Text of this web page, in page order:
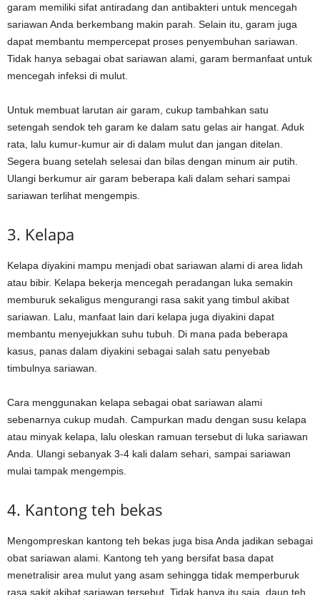
garam memiliki sifat antiradang dan antibakteri untuk mencegah
sariawan Anda berkembang makin parah. Selain itu, garam juga
dapat membantu mempercepat proses penyembuhan sariawan.
Tidak hanya sebagai obat sariawan alami, garam bermanfaat untuk
mencegah infeksi di mulut.
Untuk membuat larutan air garam, cukup tambahkan satu
setengah sendok teh garam ke dalam satu gelas air hangat. Aduk
rata, lalu kumur-kumur air di dalam mulut dan jangan ditelan.
Segera buang setelah selesai dan bilas dengan minum air putih.
Ulangi berkumur air garam beberapa kali dalam sehari sampai
sariawan terlihat mengempis.
3. Kelapa
Kelapa diyakini mampu menjadi obat sariawan alami di area lidah
atau bibir. Kelapa bekerja mencegah peradangan luka semakin
memburuk sekaligus mengurangi rasa sakit yang timbul akibat
sariawan. Lalu, manfaat lain dari kelapa juga diyakini dapat
membantu menyejukkan suhu tubuh. Di mana pada beberapa
kasus, panas dalam diyakini sebagai salah satu penyebab
timbulnya sariawan.
Cara menggunakan kelapa sebagai obat sariawan alami
sebenarnya cukup mudah. Campurkan madu dengan susu kelapa
atau minyak kelapa, lalu oleskan ramuan tersebut di luka sariawan
Anda. Ulangi sebanyak 3-4 kali dalam sehari, sampai sariawan
mulai tampak mengempis.
4. Kantong teh bekas
Mengompreskan kantong teh bekas juga bisa Anda jadikan sebagai
obat sariawan alami. Kantong teh yang bersifat basa dapat
menetralisir area mulut yang asam sehingga tidak memperburuk
rasa sakit akibat sariawan tersebut. Tidak hanya itu saja, daun teh